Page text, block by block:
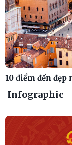
10 điểm đến đẹp
Infographic